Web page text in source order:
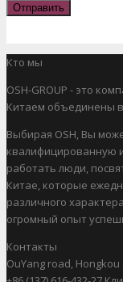
Отправить
Кто мы
OSH-GROUP - это
Китаем объединены
Выбирая OSH, Вы
квалифицированную
работать люди,
Китае, которые
различного
огромный опыт
Контакты
OuYang road,